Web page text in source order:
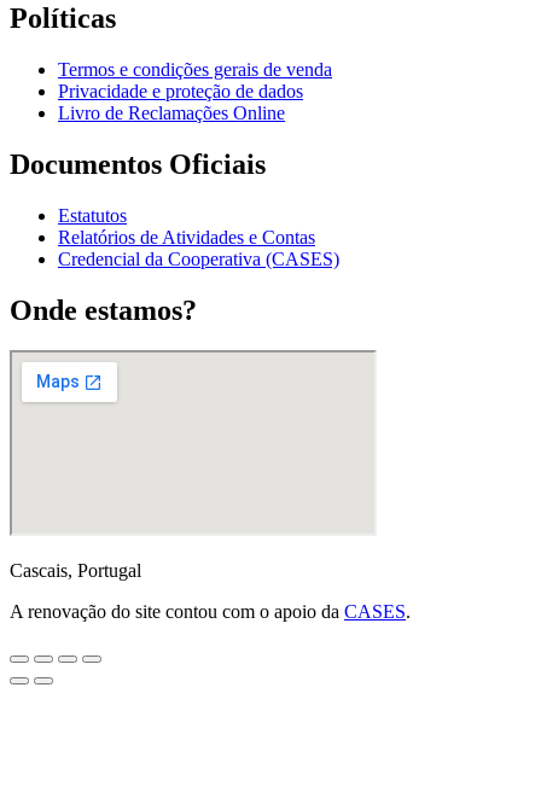
Políticas
Termos e condições gerais de venda
Privacidade e proteção de dados
Livro de Reclamações Online
Documentos Oficiais
Estatutos
Relatórios de Atividades e Contas
Credencial da Cooperativa (CASES)
Onde estamos?
Cascais, Portugal
A renovação do site contou com o apoio da CASES.